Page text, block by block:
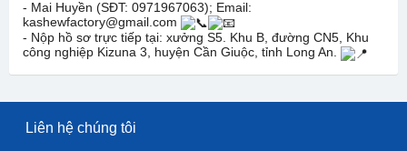
- Mai Huyền (SĐT: 0971967063); Email:
kashewfactory@gmail.com
- Nộp hồ sơ trực tiếp tại: xưởng S5. Khu B, đường CN5, Khu
công nghiệp Kizuna 3, huyện Cần Giuộc, tỉnh Long An.
Liên hệ chúng tôi